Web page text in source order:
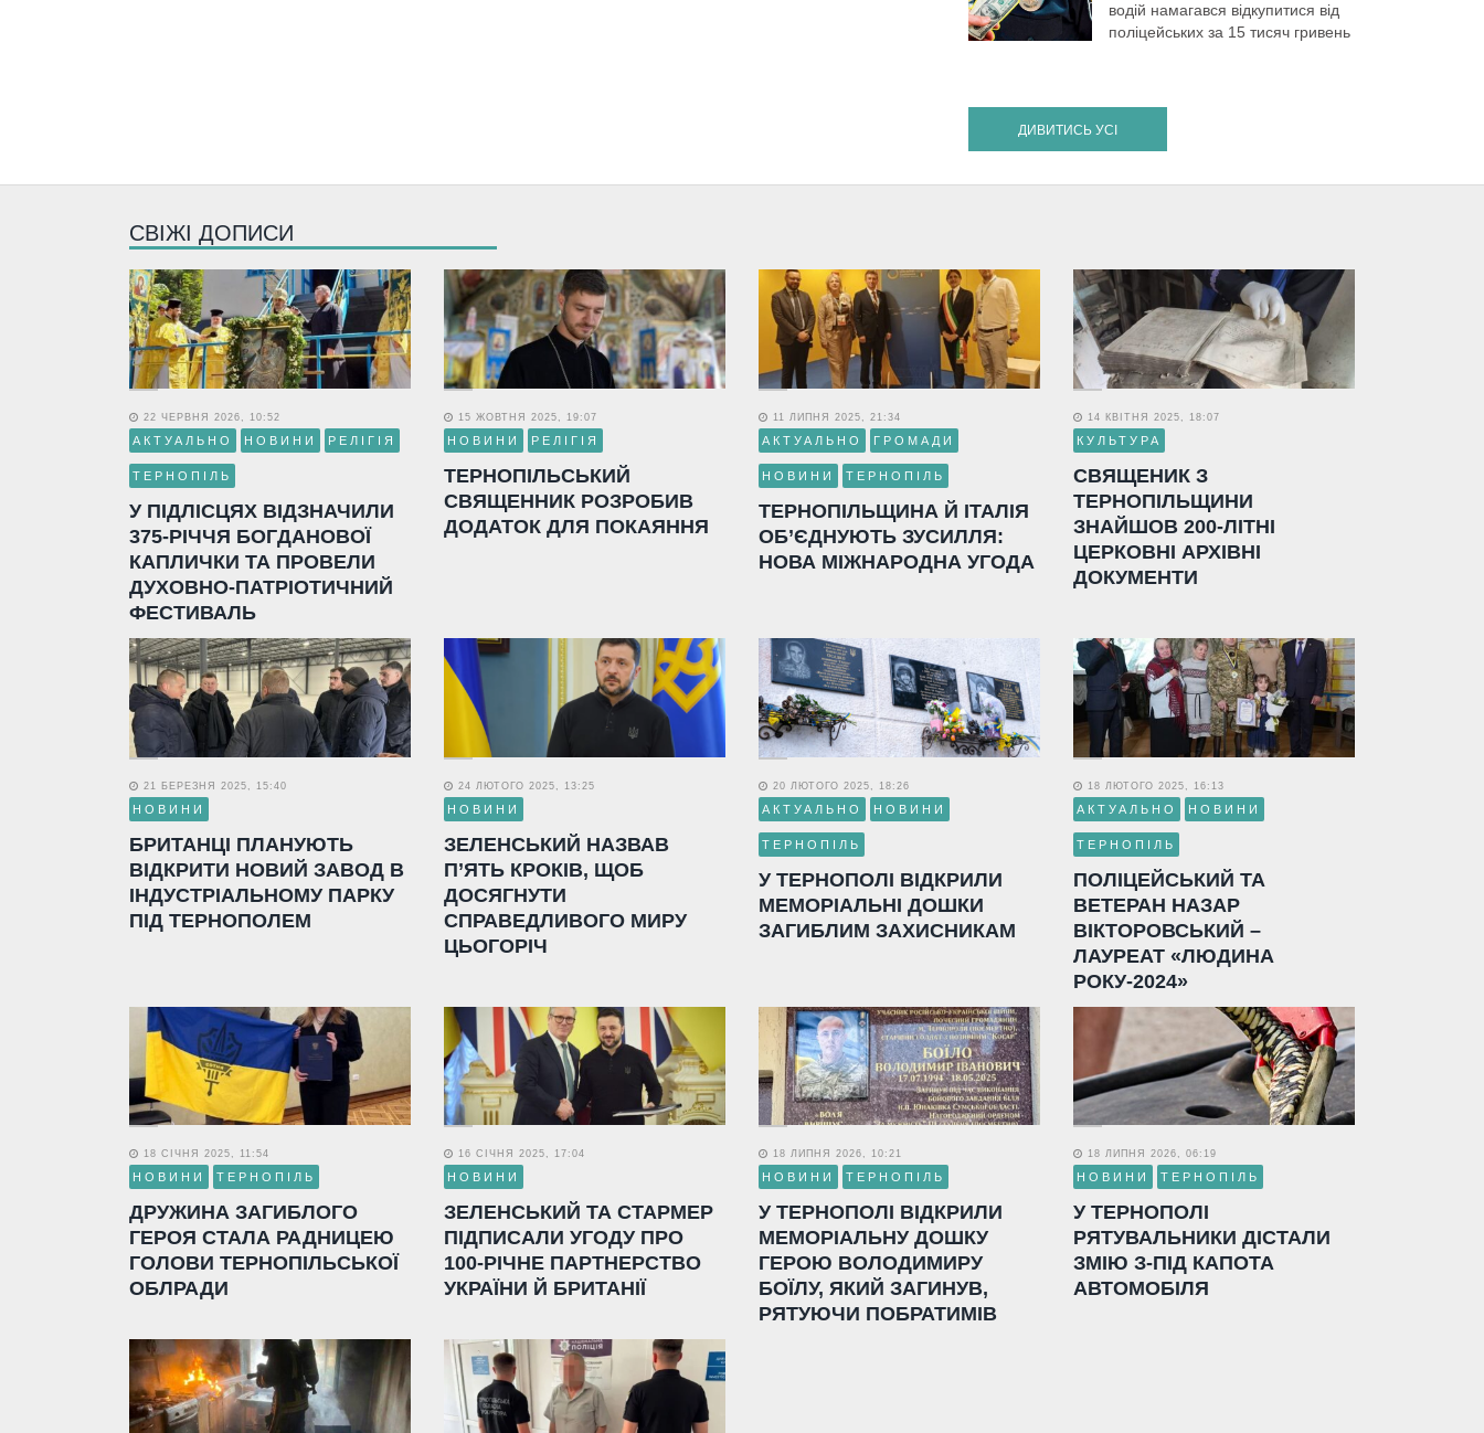
водій намагався відкупитися від
поліцейських за 15 тисяч гривень
ДИВИТИСЬ УСІ
СВІЖІ ДОПИСИ
22 ЧЕРВНЯ 2026, 10:52
АКТУАЛЬНО НОВИНИ РЕЛІГІЯ
ТЕРНОПІЛЬ
У ПІДЛІСЦЯХ ВІДЗНАЧИЛИ
375-РІЧЧЯ БОГДАНОВОЇ
КАПЛИЧКИ ТА ПРОВЕЛИ
ДУХОВНО-ПАТРІОТИЧНИЙ
ФЕСТИВАЛЬ
15 ЖОВТНЯ 2025, 19:07
НОВИНИ РЕЛІГІЯ
ТЕРНОПІЛЬСЬКИЙ
СВЯЩЕННИК РОЗРОБИВ
ДОДАТОК ДЛЯ ПОКАЯННЯ
11 ЛИПНЯ 2025, 21:34
АКТУАЛЬНО ГРОМАДИ
НОВИНИ ТЕРНОПІЛЬ
ТЕРНОПІЛЬЩИНА Й ІТАЛІЯ
ОБ’ЄДНУЮТЬ ЗУСИЛЛЯ:
НОВА МІЖНАРОДНА УГОДА
14 КВІТНЯ 2025, 18:07
КУЛЬТУРА
СВЯЩЕНИК З
ТЕРНОПІЛЬЩИНИ
ЗНАЙШОВ 200-ЛІТНІ
ЦЕРКОВНІ АРХІВНІ
ДОКУМЕНТИ
21 БЕРЕЗНЯ 2025, 15:40
НОВИНИ
БРИТАНЦІ ПЛАНУЮТЬ
ВІДКРИТИ НОВИЙ ЗАВОД В
ІНДУСТРІАЛЬНОМУ ПАРКУ
ПІД ТЕРНОПОЛЕМ
24 ЛЮТОГО 2025, 13:25
НОВИНИ
ЗЕЛЕНСЬКИЙ НАЗВАВ
П’ЯТЬ КРОКІВ, ЩОБ
ДОСЯГНУТИ
СПРАВЕДЛИВОГО МИРУ
ЦЬОГОРІЧ
20 ЛЮТОГО 2025, 18:26
АКТУАЛЬНО НОВИНИ
ТЕРНОПІЛЬ
У ТЕРНОПОЛІ ВІДКРИЛИ
МЕМОРІАЛЬНІ ДОШКИ
ЗАГИБЛИМ ЗАХИСНИКАМ
18 ЛЮТОГО 2025, 16:13
АКТУАЛЬНО НОВИНИ
ТЕРНОПІЛЬ
ПОЛІЦЕЙСЬКИЙ ТА
ВЕТЕРАН НАЗАР
ВІКТОРОВСЬКИЙ –
ЛАУРЕАТ «ЛЮДИНА
РОКУ-2024»
18 СІЧНЯ 2025, 11:54
НОВИНИ ТЕРНОПІЛЬ
ДРУЖИНА ЗАГИБЛОГО
ГЕРОЯ СТАЛА РАДНИЦЕЮ
ГОЛОВИ ТЕРНОПІЛЬСЬКОЇ
ОБЛРАДИ
16 СІЧНЯ 2025, 17:04
НОВИНИ
ЗЕЛЕНСЬКИЙ ТА СТАРМЕР
ПІДПИСАЛИ УГОДУ ПРО
100-РІЧНЕ ПАРТНЕРСТВО
УКРАЇНИ Й БРИТАНІЇ
18 ЛИПНЯ 2026, 10:21
НОВИНИ ТЕРНОПІЛЬ
У ТЕРНОПОЛІ ВІДКРИЛИ
МЕМОРІАЛЬНУ ДОШКУ
ГЕРОЮ ВОЛОДИМИРУ
БОЇЛУ, ЯКИЙ ЗАГИНУВ,
РЯТУЮЧИ ПОБРАТИМІВ
18 ЛИПНЯ 2026, 06:19
НОВИНИ ТЕРНОПІЛЬ
У ТЕРНОПОЛІ
РЯТУВАЛЬНИКИ ДІСТАЛИ
ЗМІЮ З-ПІД КАПОТА
АВТОМОБІЛЯ